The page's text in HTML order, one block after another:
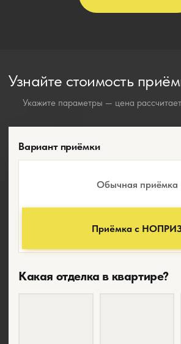
Узнайте стоимость
Укажите параметры — цена
Вариант приёмки
Обычная приёмка
Приёмка с
Какая отделка в квартире?